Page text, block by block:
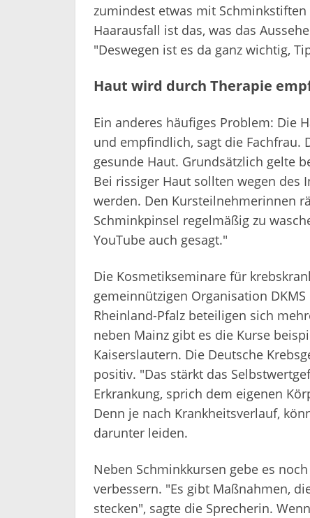
zumindest etwas mit
Haarausfall ist das, was das
"Deswegen ist es da ganz wichtig,
Haut wird durch Therapie
Ein anderes häufiges Problem: Die
und empfindlich, sagt die Fachfrau.
gesunde Haut. Grundsätzlich gelte
Bei rissiger Haut sollten wegen des
werden. Den Kursteilnehmerinnen
Schminkpinsel regelmäßig zu
YouTube auch gesagt."
Die Kosmetikseminare für
gemeinnützigen Organisation
Rheinland-Pfalz beteiligen sich
neben Mainz gibt es die Kurse
Kaiserslautern. Die Deutsche
positiv. "Das stärkt das
Erkrankung, sprich dem eigenen
Denn je nach Krankheitsverlauf,
darunter leiden.
Neben Schminkkursen gebe es
verbessern. "Es gibt Maßnahmen,
stecken", sagte die Sprecherin.